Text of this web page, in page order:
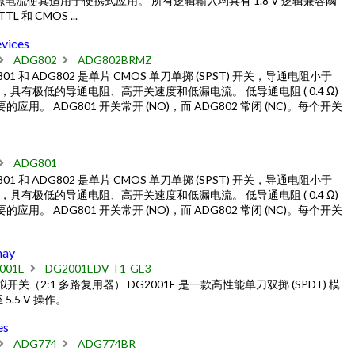
和 CMOS ...
ADG802
ADG802BRMZ
和 ADG802 是单片 CMOS 单刀单掷 (SPST) 开关，导通电阻小于
具有极低的导通电阻、高开关速度和低漏电流。 低导通电阻 ( 0.4 Ω)
应用。 ADG801 开关常开 (NO)，而 ADG802 常闭 (NC)。每个开关
ADG801
和 ADG802 是单片 CMOS 单刀单掷 (SPST) 开关，导通电阻小于
具有极低的导通电阻、高开关速度和低漏电流。 低导通电阻 ( 0.4 Ω)
应用。 ADG801 开关常开 (NO)，而 ADG802 常闭 (NC)。每个开关
DG2001EDV-T1-GE3
开关（2:1 多路复用器） DG2001E 是一款高性能单刀双掷 (SPDT) 模
V 操作。
ADG774 ADG774BR